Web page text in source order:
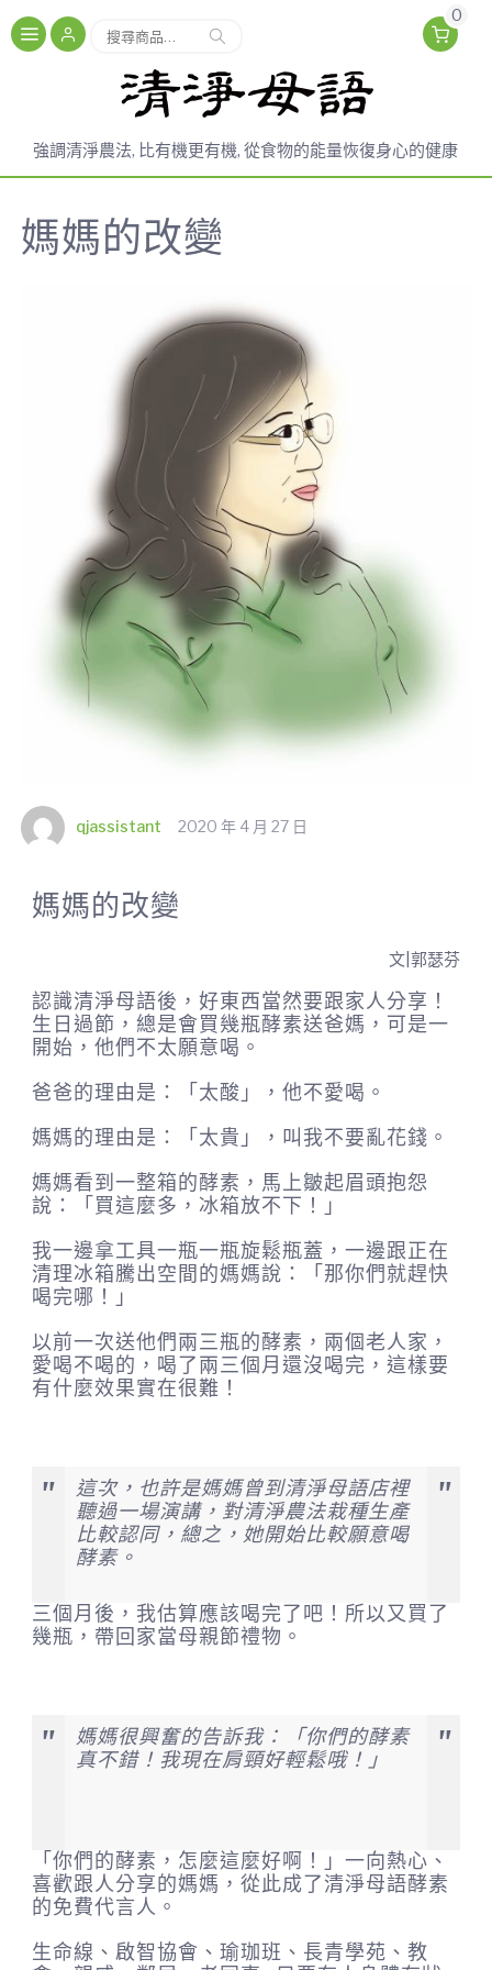
搜尋
0
強調清淨農法, 比有機更有機, 從食物的能量恢復身心的健康
媽媽的改變
qjassistant 2020 年 4 月 27 日
媽媽的改變
文|郭瑟芬
認識清淨母語後，好東西當然要跟家人分享！
生日過節，總是會買幾瓶酵素送爸媽，可是一
開始，他們不太願意喝。
爸爸的理由是：「太酸」，他不愛喝。
媽媽的理由是：「太貴」，叫我不要亂花錢。
媽媽看到一整箱的酵素，馬上皺起眉頭抱怨
說：「買這麼多，冰箱放不下！」
我一邊拿工具一瓶一瓶旋鬆瓶蓋，一邊跟正在
清理冰箱騰出空間的媽媽說：「那你們就趕快
喝完哪！」
以前一次送他們兩三瓶的酵素，兩個老人家，
愛喝不喝的，喝了兩三個月還沒喝完，這樣要
有什麼效果實在很難！
這次，也許是媽媽曾到清淨母語店裡
聽過一場演講，對清淨農法栽種生產
比較認同，總之，她開始比較願意喝
酵素。
三個月後，我估算應該喝完了吧！所以又買了
幾瓶，帶回家當母親節禮物。
媽媽很興奮的告訴我：「你們的酵素
真不錯！我現在肩頸好輕鬆哦！」
「你們的酵素，怎麼這麼好啊！」一向熱心、
喜歡跟人分享的媽媽，從此成了清淨母語酵素
的免費代言人。
生命線、啟智協會、瑜珈班、長青學苑、教